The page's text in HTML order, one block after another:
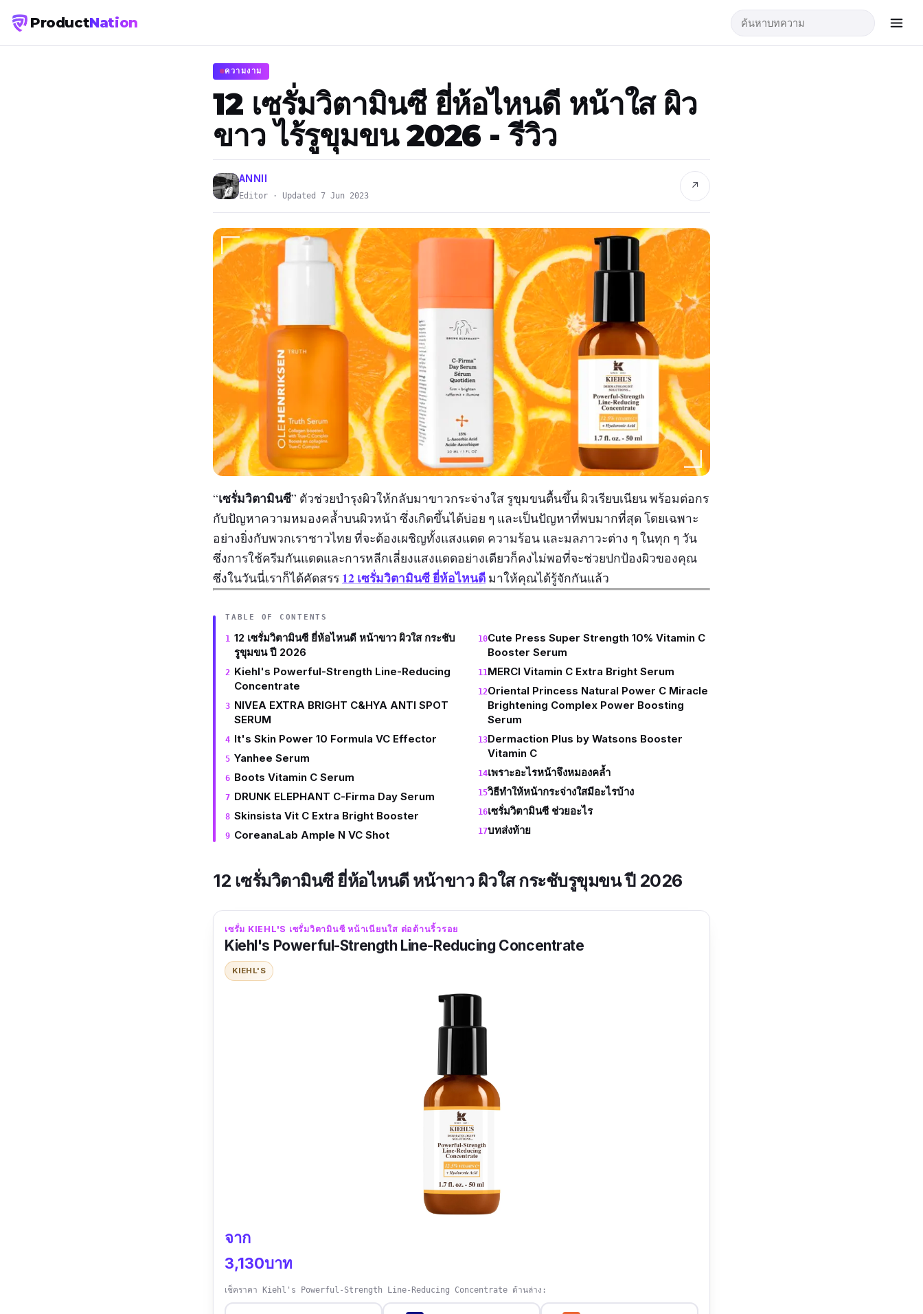
ProductNation
ความงาม
12 เซรั่มวิตามินซี ยี่ห้อไหนดี หน้าใส ผิว
ขาว ไร้รูขุมขน 2026 - รีวิว
ANNII
Editor · Updated 7 Jun 2023
↗
“เซรั่มวิตามินซี” ตัวช่วยบำรุงผิวให้กลับมาขาวกระจ่างใส รูขุมขนตื้นขึ้น ผิวเรียบเนียน พร้อมต่อกร
กับปัญหาความหมองคล้ำบนผิวหน้า ซึ่งเกิดขึ้นได้บ่อย ๆ และเป็นปัญหาที่พบมากที่สุด โดยเฉพาะ
อย่างยิ่งกับพวกเราชาวไทย ที่จะต้องเผชิญทั้งแสงแดด ความร้อน และมลภาวะต่าง ๆ ในทุก ๆ วัน
ซึ่งการใช้ครีมกันแดดและการหลีกเลี่ยงแสงแดดอย่างเดียวก็คงไม่พอที่จะช่วยปกป้องผิวของคุณ
ซึ่งในวันนี่เราก็ได้คัดสรร 12 เซรั่มวิตามินซี ยี่ห้อไหนดี มาให้คุณได้รู้จักกันแล้ว
TABLE OF CONTENTS
12 เซรั่มวิตามินซี ยี่ห้อไหนดี หน้าขาว ผิวใส กระชับ
รูขุมขน ปี 2026
Kiehl's Powerful-Strength Line-Reducing
Concentrate
NIVEA EXTRA BRIGHT C&HYA ANTI SPOT
SERUM
It's Skin Power 10 Formula VC Effector
Yanhee Serum
Boots Vitamin C Serum
DRUNK ELEPHANT C-Firma Day Serum
Skinsista Vit C Extra Bright Booster
CoreanaLab Ample N VC Shot
Cute Press Super Strength 10% Vitamin C
Booster Serum
MERCI Vitamin C Extra Bright Serum
Oriental Princess Natural Power C Miracle
Brightening Complex Power Boosting
Serum
Dermaction Plus by Watsons Booster
Vitamin C
เพราะอะไรหน้าจึงหมองคล้ำ
วิธีทำให้หน้ากระจ่างใสมีอะไรบ้าง
เซรั่มวิตามินซี ช่วยอะไร
บทส่งท้าย
12 เซรั่มวิตามินซี ยี่ห้อไหนดี หน้าขาว ผิวใส กระชับรูขุมขน ปี 2026
เซรั่ม KIEHL'S เซรั่มวิตามินซี หน้าเนียนใส ต่อต้านริ้วรอย
Kiehl's Powerful-Strength Line-Reducing Concentrate
KIEHL'S
จาก
3,130บาท
เช็คราคา Kiehl's Powerful-Strength Line-Reducing Concentrate ด้านล่าง: